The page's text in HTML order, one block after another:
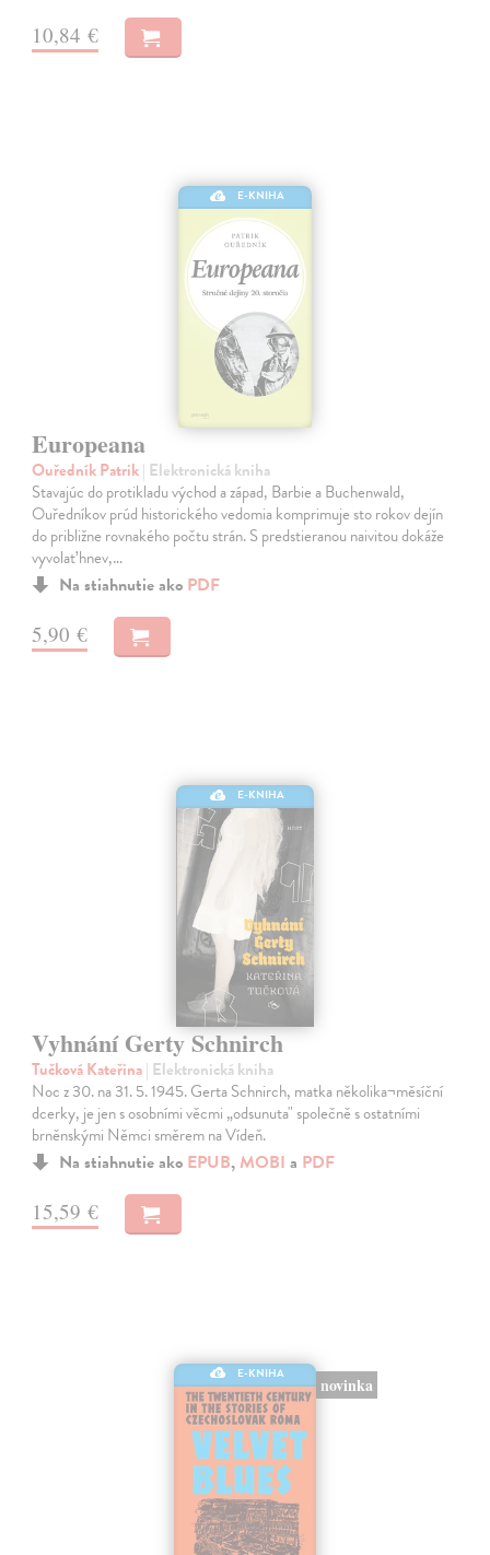
10,84 €
E-KNIHA
Europeana
Ouředník Patrik| Elektronická kniha
Stavajúc do protikladu východ a západ, Barbie a Buchenwald,
Ouředníkov prúd historického vedomia komprimuje sto rokov dejín
do približne rovnakého počtu strán. S predstieranou naivitou dokáže
vyvolať hnev,…
Na stiahnutie ako PDF
5,90 €
E-KNIHA
Vyhnání Gerty Schnirch
Tučková Kateřina| Elektronická kniha
Noc z 30. na 31. 5. 1945. Gerta Schnirch, matka několika¬měsíční
dcerky, je jen s osobními věcmi „odsunuta" společně s ostatními
brněnskými Němci směrem na Vídeň.
Na stiahnutie ako EPUB, MOBI a PDF
15,59 €
E-KNIHA
novinka